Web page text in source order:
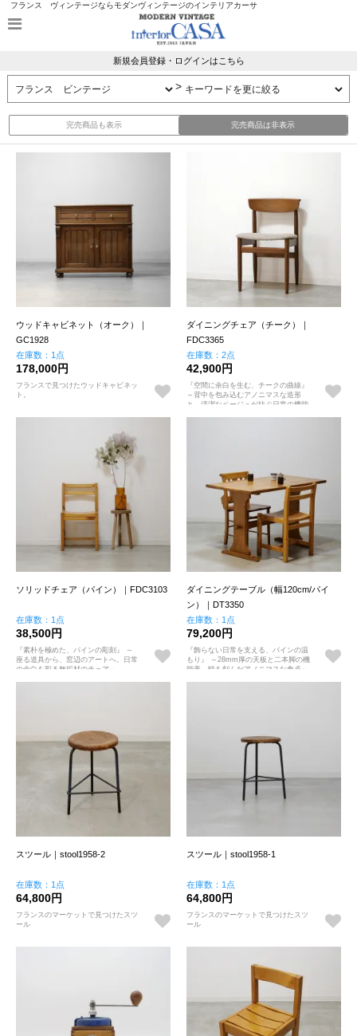
フランス ヴィンテージならモダンヴィンテージのインテリアカーサ
新規会員登録・ログインはこちら
>
完売商品も表示 完売商品は非表示
ウッドキャビネット（オーク）｜
GC1928
在庫数：1点
178,000円
フランスで見つけたウッドキャビネッ
ト。
ダイニングチェア（チーク）｜
FDC3365
在庫数：2点
42,900円
『空間に余白を生む、チークの曲線』
～背中を包み込むアノニマスな造形
と、清潔なベージュが紡ぐ日常の機能
ソリッドチェア（パイン）｜FDC3103
在庫数：1点
38,500円
『素朴を極めた、パインの彫刻』 ～
座る道具から、窓辺のアートへ。日常
の余白を彩る無垢材のチェア～
ダイニングテーブル（幅120cm/パイ
ン）｜DT3350
在庫数：1点
79,200円
『飾らない日常を支える、パインの温
もり』 ～28mm厚の天板と二本脚の機
能美。時を刻んだアノニマスな食卓～
スツール｜stool1958-2
在庫数：1点
64,800円
フランスのマーケットで見つけたスツ
ール
スツール｜stool1958-1
在庫数：1点
64,800円
フランスのマーケットで見つけたスツ
ール